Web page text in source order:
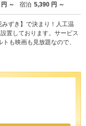
～ 宿泊 5,390 円 ～
ずき】で決まり！人工温
置しております。サービス
も映画も見放題なので、